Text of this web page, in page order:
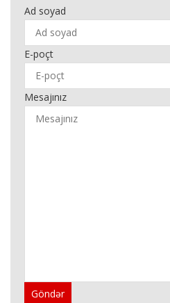
Ad soyad
E-poçt
Mesajınız
Göndər